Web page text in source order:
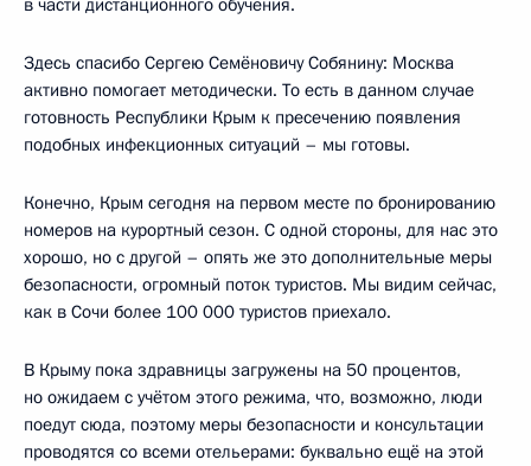
в части дистанционного обучения.
Здесь спасибо Сергею Семёновичу Собянину: Москва
активно помогает методически. То есть в данном случае
готовность Республики Крым к пресечению появления
подобных инфекционных ситуаций – мы готовы.
Конечно, Крым сегодня на первом месте по бронированию
номеров на курортный сезон. С одной стороны, для нас это
хорошо, но с другой – опять же это дополнительные меры
безопасности, огромный поток туристов. Мы видим сейчас,
как в Сочи более 100 000 туристов приехало.
В Крыму пока здравницы загружены на 50 процентов,
но ожидаем с учётом этого режима, что, возможно, люди
поедут сюда, поэтому меры безопасности и консультации
проводятся со всеми отельерами: буквально ещё на этой